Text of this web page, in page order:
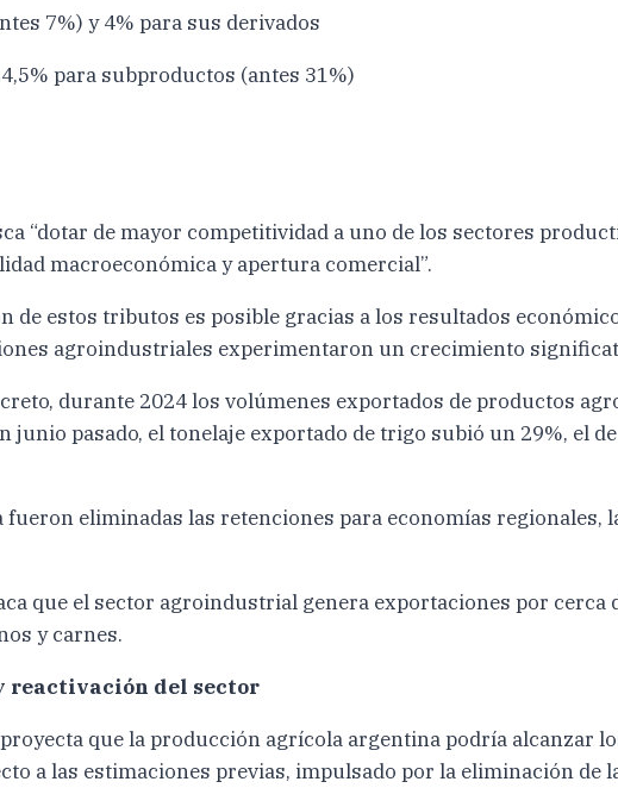
7%) y 4% para sus derivados
para subproductos (antes 31%)
“dotar de mayor competitividad a uno de los sectores
macroeconómica y apertura comercial”.
de estos tributos es posible gracias a los resultados
agroindustriales experimentaron un crecimiento
durante 2024 los volúmenes exportados de productos
junio pasado, el tonelaje exportado de trigo subió un 29%, el
eliminadas las retenciones para economías regionales,
que el sector agroindustrial genera exportaciones por cerca
y carnes.
reactivación del sector
que la producción agrícola argentina podría alcanzar
a las estimaciones previas, impulsado por la eliminación de